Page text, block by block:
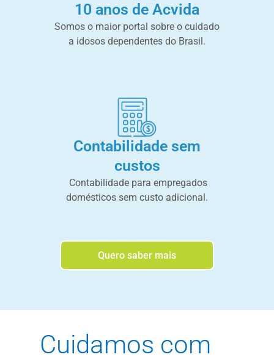
10 anos de Acvida
Somos o maior portal sobre o cuidado
a idosos dependentes do Brasil.
Contabilidade sem
custos
Contabilidade para empregados
domésticos sem custo adicional.
Quero saber mais
Cuidamos com